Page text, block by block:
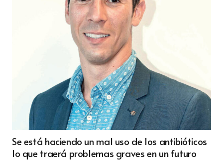
Se está haciendo un mal uso de los antibióticos
lo que traerá problemas graves en un futuro